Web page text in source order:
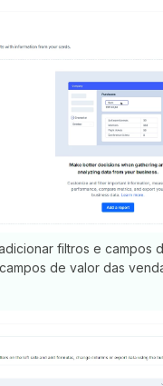
filtros e campos
de valor das